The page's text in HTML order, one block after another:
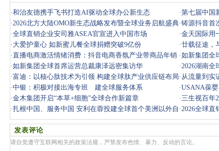
·和治友德携手飞书打造AI驱动全球办公新生态 ·第七届中国
AI赋能峰
·2026北方大陆OMO新生态战略发布暨全球业务启航盛典
圆满举行
·铸源抖音首
·全球直销企业安司雅ASEA官宣进入中国市场 ·金天国际用
· 大爱护童心 如新蜜儿餐全球捐赠突破9亿份 ·廿载征途，
全球抗衰领
·直播电商激活情绪消费：抖音电商香氛产业带商品年销
超1亿单
·如新集团全
·如新集团全球首席运营总裁康泽远密集访华 ·2026湖南全
诚出席 胡
·富迪：以核心肽技术为引领 构建全球肽产业供应链布局· 从流量到实
·中银：积极对接出海专班 建全球服务体系 ·USANA葆
·金木集团开启“本草+细胞”全球合作新篇章 ·三生视百年
·扎根中国、服务中国 安利在蓉投建全球首个美洲以外自
有有机农
·2026全球直
发表评论
请自觉遵守互联网相关的政策法规，严禁发布色情、暴力、反动的言论。